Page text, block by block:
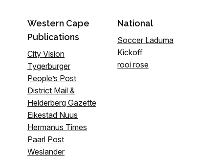
Western Cape
Publications
City Vision
Tygerburger
People’s Post
District Mail &
Helderberg Gazette
Eikestad Nuus
Hermanus Times
Paarl Post
Weslander
National
Soccer Laduma
Kickoff
rooi rose